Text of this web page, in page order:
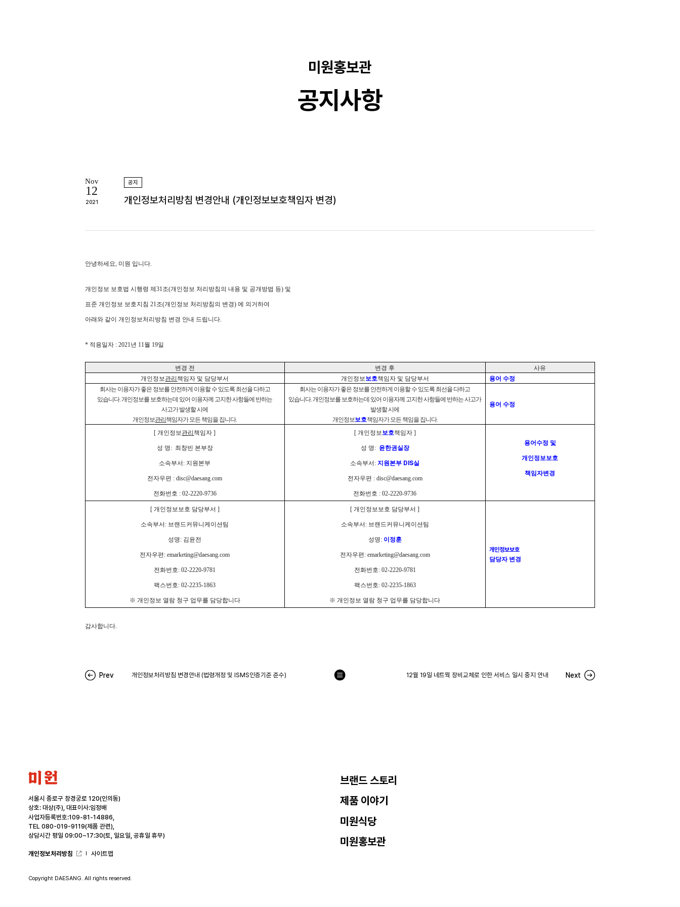
미원홍보관
공지사항
Nov
12
2021
공지
개인정보처리방침 변경안내 (개인정보보호책임자 변경)
안녕하세요, 미원 입니다.
개인정보 보호법 시행령 제31조(개인정보 처리방침의 내용 및 공개방법 등) 및
표준 개인정보 보호지침 21조(개인정보 처리방침의 변경) 에 의거하여
아래와 같이 개인정보처리방침 변경 안내 드립니다.
* 적용일자 : 2021년 11월 19일
변경 전 변경 후
사유
개인정보관리책임자 및 담당부서 개인정보보호책임자 및 담당부서
용어 수정
회사는 이용자가 좋은 정보를 안전하게 이용할 수 있도록 최선을 다하고
있습니다. 개인정보를 보호하는데 있어 이용자께 고지한 사항들에 반하는
사고가 발생할 시에
개인정보관리책임자가 모든 책임을 집니다.
회사는 이용자가 좋은 정보를 안전하게 이용할 수 있도록 최선을 다하고
있습니다. 개인정보를 보호하는데 있어 이용자께 고지한 사항들에 반하는 사고가
발생할 시에
개인정보보호책임자가 모든 책임을 집니다.
용어 수정
[개인정보관리책임자 ]
성 명: 최창빈 본부장
소속부서: 지원본부
전자우편 :disc@daesang.com
전화번호 : 02-2220-9736
[ 개인정보보호책임자 ]
성 명: 윤한권실장
소속부서:지원본부 DIS실
전자우편 : disc@daesang.com
전화번호 : 02-2220-9736
용어수정 및
개인정보보호
책임자변경
[ 개인정보보호 담당부서 ]
소속부서: 브랜드커뮤니케이션팀
성명: 김윤전
전자우편:emarketing@daesang.com
전화번호: 02-2220-9781
팩스번호: 02-2235-1863
※ 개인정보 열람 청구 업무를 담당합니다
[개인정보보호 담당부서 ]
소속부서: 브랜드커뮤니케이션팀
성명: 이정훈
전자우편: emarketing@daesang.com
전화번호: 02-2220-9781
팩스번호: 02-2235-1863
※ 개인정보 열람 청구 업무를 담당합니다
개인정보보호
담당자 변경
감사합니다.
Prev 개인정보처리방침 변경안내 (법령개정 및 ISMS인증기준 준수) 12월 19일 네트웍 장비교체로 인한 서비스 일시 중지 안내 Next
목
브랜드 스토리
제품 이야기
미원식당
미원홍보관
미
서울시 종로구 창경궁로 120(인의동)
상호: 대상(주), 대표이사:임정배
사업자등록번호:109-81-14886,
TEL 080-019-9119(제품 관련),
상담시간 평일 09:00~17:30(토, 일요일, 공휴일 휴무)
개인정보처리방침 사이트맵
Copyright DAESANG. All rights reserved.